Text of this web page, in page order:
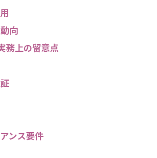
向
務上の留意点
ンス要件